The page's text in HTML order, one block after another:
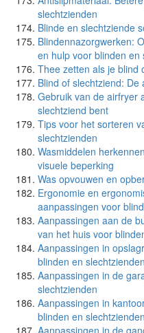
slechtzienden
Blinde en slechtziende
Blindennazorgwerken:
en hulp voor blinden en
Thee zetten als je blind
Blind of slechtziend: De
Gebruik van de airfryer
slechtziend bent
Tips voor het sorteren
slechtzienden
Wasmiddelen
visuele beperking
Was opvouwen en
Ergonomie en
aanpassingen voor
Aanpassingen aan de
van het huis voor
Aanpassingen in
blinden en slechtzienden
Aanpassingen in de
slechtzienden
Aanpassingen in
blinden en slechtzienden
Aanpassingen in de